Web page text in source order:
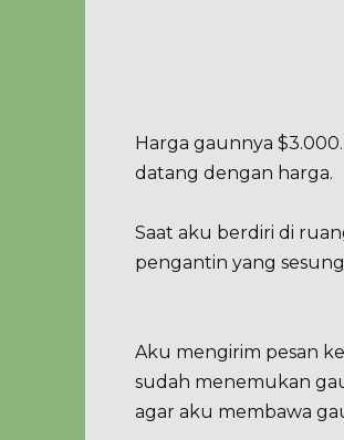
Harga gaunnya
datang dengan harga.
Saat aku berdiri di
pengantin yang
Aku mengirim pesan
sudah menemukan
agar aku membawa